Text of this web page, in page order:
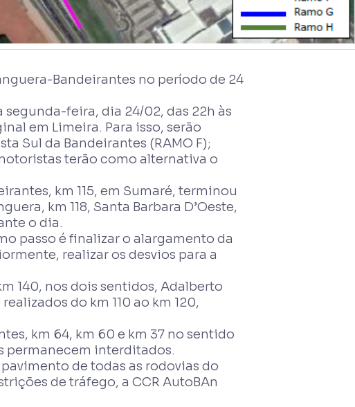
Bandeirantes no período de 24
feira, dia 24/02, das 22h às
em Limeira. Para isso, serão
Sul da Bandeirantes (RAMO F);
terão como alternativa o
km 115, em Sumaré, terminou
km 118, Santa Barbara D’Oeste,
o dia.
passo é finalizar o alargamento da
realizar os desvios para a
140, nos dois sentidos, Adalberto
do km 110 ao km 120,
km 64, km 60 e km 37 no sentido
permanecem interditados.
de todas as rodovias do
de tráfego, a CCR AutoBAn